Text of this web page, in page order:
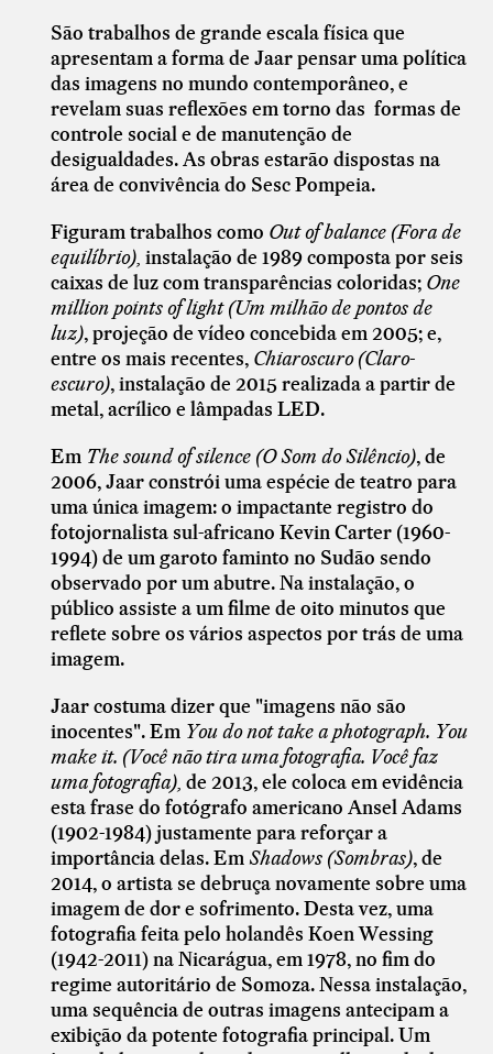
São trabalhos de grande escala física que
apresentam a forma de Jaar pensar uma política
das imagens no mundo contemporâneo, e
revelam suas reflexões em torno das formas de
controle social e de manutenção de
desigualdades. As obras estarão dispostas na
área de convivência do Sesc Pompeia.
Figuram trabalhos como Out of balance (Fora de
equilíbrio), instalação de 1989 composta por seis
caixas de luz com transparências coloridas; One
million points of light(Um milhão de pontos de
luz), projeção de vídeo concebida em 2005; e,
entre os mais recentes, Chiaroscuro(Claro-
escuro), instalação de 2015 realizada a partir de
metal, acrílico e lâmpadas LED.
Em The sound of silence (O Som do Silêncio), de
2006, Jaar constrói uma espécie de teatro para
uma única imagem: o impactante registro do
fotojornalista sul-africano Kevin Carter (1960-
1994) de um garoto faminto no Sudão sendo
observado por um abutre. Na instalação, o
público assiste a um filme de oito minutos que
reflete sobre os vários aspectos por trás de uma
imagem.
Jaar costuma dizer que "imagens não são
inocentes". Em You do not take a photograph. You
make it. (Você não tira uma fotografia. Você faz
uma fotografia), de 2013, ele coloca em evidência
esta frase do fotógrafo americano Ansel Adams
(1902-1984) justamente para reforçar a
importância delas. EmShadows (Sombras), de
2014, o artista se debruça novamente sobre uma
imagem de dor e sofrimento. Desta vez, uma
fotografia feita pelo holandês Koen Wessing
(1942-2011) na Nicarágua, em 1978, no fim do
regime autoritário de Somoza. Nessa instalação,
uma sequência de outras imagens antecipam a
exibição da potente fotografia principal. Um